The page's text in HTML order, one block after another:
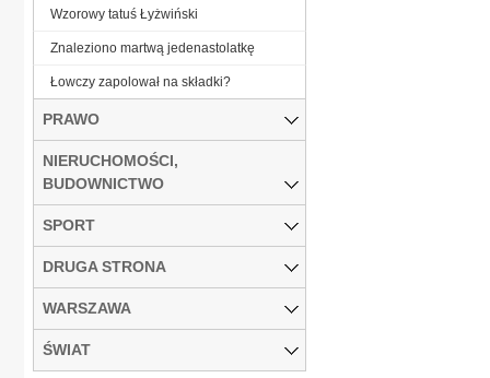
Wzorowy tatuś Łyżwiński
Znaleziono martwą jedenastolatkę
Łowczy zapolował na składki?
PRAWO
NIERUCHOMOŚCI,
BUDOWNICTWO
SPORT
DRUGA STRONA
WARSZAWA
ŚWIAT